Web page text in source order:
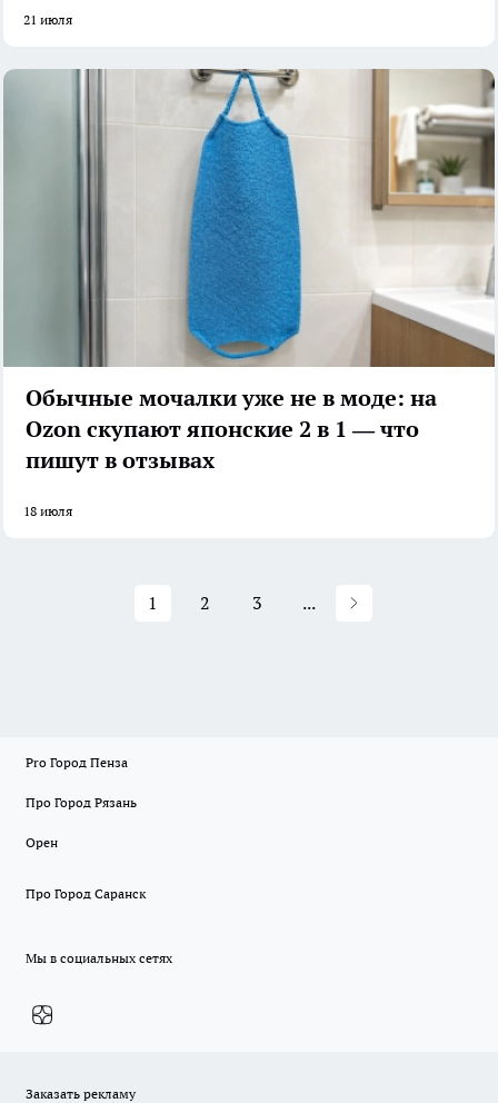
21 июля
Обычные мочалки уже не в моде: на
Ozon скупают японские 2 в 1 — что
пишут в отзывах
18 июля
1 2 3 ...
Pro Город Пенза
Про Город Рязань
Орен
Про Город Саранск
Мы в социальных сетях
Заказать рекламу